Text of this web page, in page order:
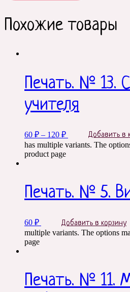
Похожие товары
Печать. № 13.
учителя
60 ₽ – 120 ₽ Добавить в
has multiple variants. The
product page
Печать. № 5.
60 ₽ Добавить в корзину
multiple variants. The options
page
Печать. № 11.